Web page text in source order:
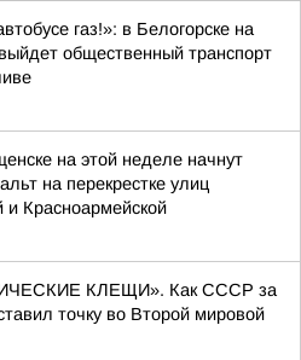
газ!»: в Белогорске на
общественный транспорт
на этой неделе начнут
на перекрестке улиц
и Красноармейской
КЛЕЩИ». Как СССР за
точку во Второй мировой